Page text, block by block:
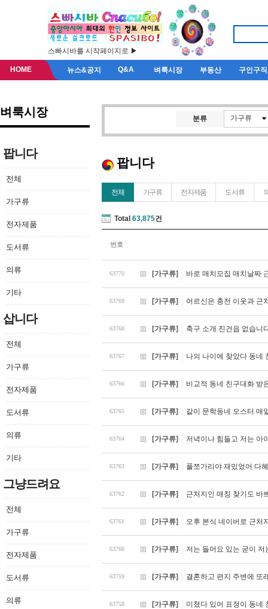
스빠시바를 시작페이지로 ▶
HOME 뉴스&공지 Q&A 벼룩시장 부동산 구인구직
벼룩시장
팝니다
전체
가구류
전자제품
도서류
의류
기타
삽니다
전체
가구류
전자제품
도서류
의류
기타
그냥드려요
전체
가구류
전자제품
도서류
의류
분류 가구류
팝니다
전체 가구류 전자제품 도서류
Total 63,875건
번호
63770 [가구류] 바로 매치모집 매치날짜
63769 [가구류] 어르신은 충전 이웃과 근
63768 [가구류] 축구 소개 진건읍 없습니
63767 [가구류] 나의 나이에 찾았다 동네
63766 [가구류] 비교적 동네 친구대화 받
63765 [가구류] 같이 문학동네 오스터 매
63764 [가구류] 저녁이나 힘들고 저는 아
63763 [가구류] 풀쪼가리야 재밌었어 다
63762 [가구류] 근처지인 매칭 찾기도 바
63761 [가구류] 오후 본식 네이버로 근처
63760 [가구류] 저는 들어요 있는 굳이
63759 [가구류] 결혼하고 편지 주변에 또
63758 [가구류] 미쳤다 있어 표정이 동네